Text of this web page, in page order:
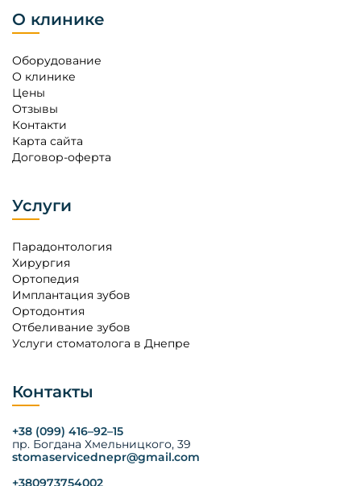
О клинике
Оборудование
О клинике
Цены
Отзывы
Контакти
Карта сайта
Договор-оферта
Услуги
Парадонтология
Хирургия
Ортопедия
Имплантация зубов
Ортодонтия
Отбеливание зубов
Услуги стоматолога в Днепре
Контакты
+38 (099) 416–92–15
пр. Богдана Хмельницкого, 39
stomaservicednepr@gmail.com
+380973754002